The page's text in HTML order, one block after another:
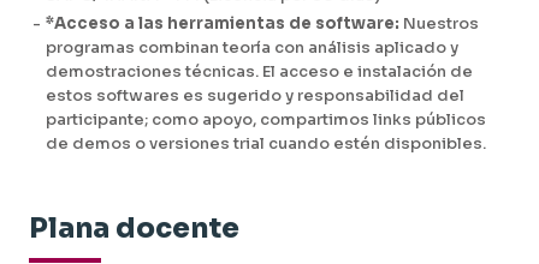
- *Acceso a las herramientas de software: Nuestros
programas combinan teoría con análisis aplicado y
demostraciones técnicas. El acceso e instalación de
estos softwares es sugerido y responsabilidad del
participante; como apoyo, compartimos links públicos
de demos o versiones trial cuando estén disponibles.
Plana docente